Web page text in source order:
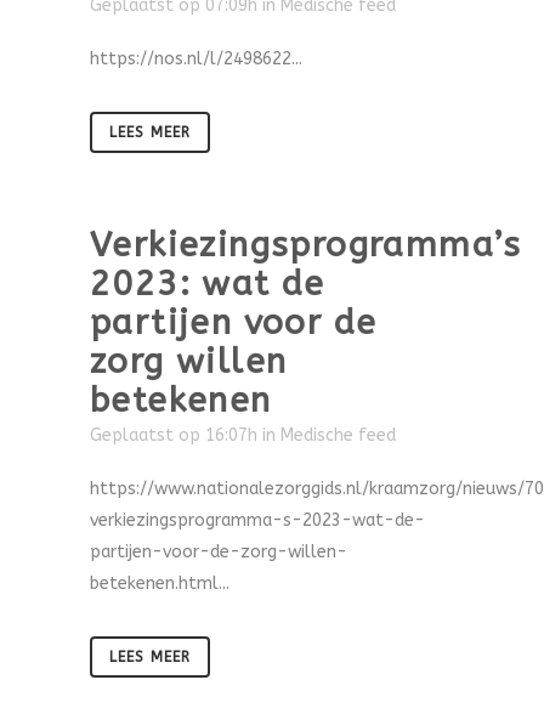
Geplaatst op 07:09h in Medische feed
https://nos.nl/l/2498622...
LEES MEER
Verkiezingsprogramma’s
2023: wat de
partijen voor de
zorg willen
betekenen
Geplaatst op 16:07h in Medische feed
https://www.nationalezorggids.nl/kraamzorg/nieuws/
verkiezingsprogramma-s-2023-wat-de-
partijen-voor-de-zorg-willen-
betekenen.html...
LEES MEER